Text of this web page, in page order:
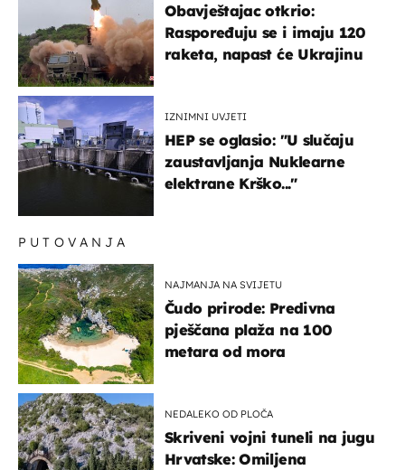
Obavještajac otkrio:
Raspoređuju se i imaju 120
raketa, napast će Ukrajinu
IZNIMNI UVJETI
HEP se oglasio: "U slučaju
zaustavljanja Nuklearne
elektrane Krško..."
PUTOVANJA
NAJMANJA NA SVIJETU
Čudo prirode: Predivna
pješčana plaža na 100
metara od mora
NEDALEKO OD PLOČA
Skriveni vojni tuneli na jugu
Hrvatske: Omiljena